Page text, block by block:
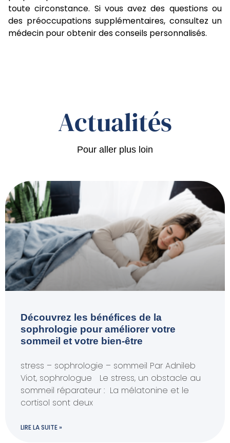
toute circonstance. Si vous avez des questions ou
des préoccupations supplémentaires, consultez un
médecin pour obtenir des conseils personnalisés.
Actualités
Pour aller plus loin
Découvrez les bénéfices de la
sophrologie pour améliorer votre
sommeil et votre bien-être
stress – sophrologie – sommeil Par Adnileb
Viot, sophrologue Le stress, un obstacle au
sommeil réparateur : La mélatonine et le
cortisol sont deux
LIRE LA SUITE »